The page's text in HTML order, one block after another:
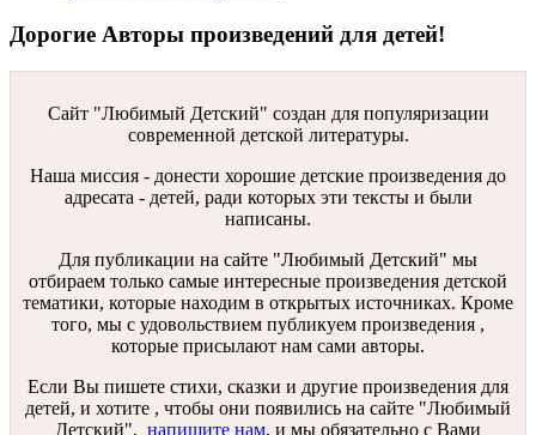
Дорогие Авторы произведений для детей!
Сайт "Любимый Детский" создан для популяризации
современной детской литературы.
Наша миссия - донести хорошие детские произведения до
адресата - детей, ради которых эти тексты и были
написаны.
Для публикации на сайте "Любимый Детский" мы
отбираем только самые интересные произведения детской
тематики, которые находим в открытых источниках. Кроме
того, мы с удовольствием публикуем произведения ,
которые присылают нам сами авторы.
Если Вы пишете стихи, сказки и другие произведения для
детей, и хотите , чтобы они появились на сайте "Любимый
Детский", напишите нам, и мы обязательно с Вами